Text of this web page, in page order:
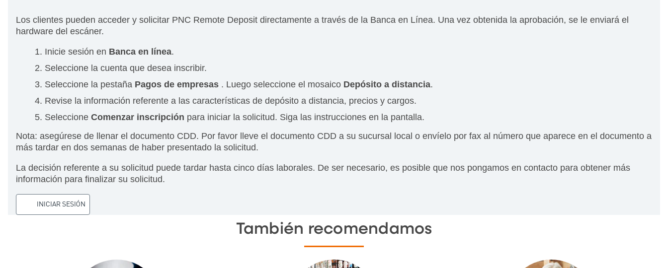
Los clientes pueden acceder y solicitar PNC Remote Deposit directamente a través de la Banca en Línea. Una vez obtenida la aprobación, se le enviará el
hardware del escáner.
Inicie sesión en Banca en línea.
Seleccione la cuenta que desea inscribir.
Seleccione la pestaña Pagos de empresas . Luego seleccione el mosaico Depósito a distancia.
Revise la información referente a las características de depósito a distancia, precios y cargos.
Seleccione Comenzar inscripción para iniciar la solicitud. Siga las instrucciones en la pantalla.
Nota: asegúrese de llenar el documento CDD. Por favor lleve el documento CDD a su sucursal local o envíelo por fax al número que aparece en el documento a
más tardar en dos semanas de haber presentado la solicitud.
La decisión referente a su solicitud puede tardar hasta cinco días laborales. De ser necesario, es posible que nos pongamos en contacto para obtener más
información para finalizar su solicitud.
INICIAR SESIÓN
También recomendamos